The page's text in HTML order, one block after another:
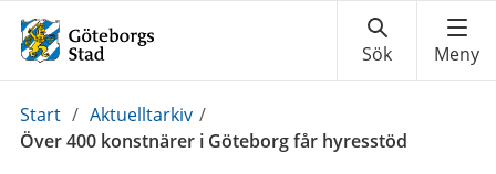
Du
är
Start / Aktuelltarkiv /
Över 400 konstnärer i Göteborg får hyresstöd